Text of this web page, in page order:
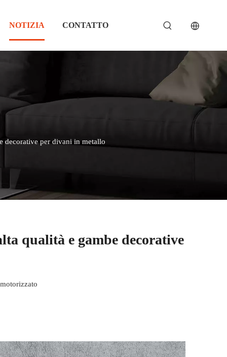
NOTIZIA CONTATTO
decorative per divani in metallo
qualità e gambe decorative
motorizzato